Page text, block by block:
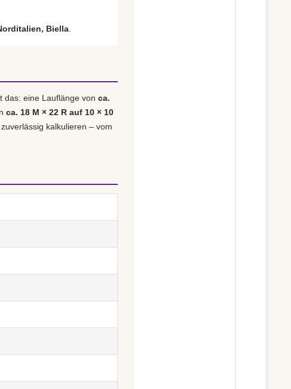
Biella
das: eine Lauflänge von ca.
ca. 18 M × 22 R auf 10 × 10
kalkulieren – vom